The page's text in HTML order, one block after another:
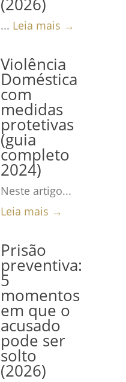
(2026)
... Leia mais →
Violência
Doméstica
com
medidas
protetivas
(guia
completo
2024)
Neste artigo...
Leia mais →
Prisão
preventiva:
5
momentos
em que o
acusado
pode ser
solto
(2026)